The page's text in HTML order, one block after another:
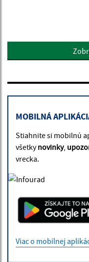
MOBILNÁ
Stiahnite si mobilnú
všetkynovinky,
vrecka.
Viac o mobilnej